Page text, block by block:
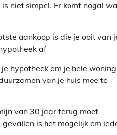
niet simpel. Er komt nogal
aankoop is die je ooit van
af.
hypotheek om je hele
van je huis mee te
van 30 jaar terug moet
is het mogelijk om